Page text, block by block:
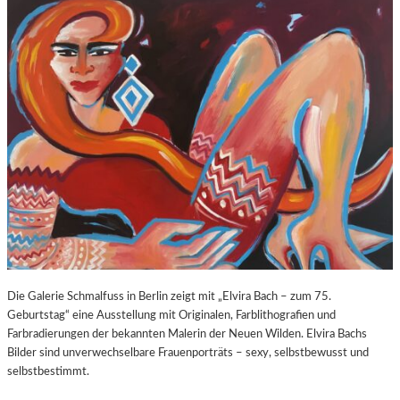
A
R
T
S
2
0
.
G
E
B
U
R
S
T
A
G
X
P
O
S
U
E
“
I
N
D
E
R
O
R
N
F
Die Galerie Schmalfuss in Berlin zeigt mit „Elvira Bach – zum 75.
Geburtstag“ eine Ausstellung mit Originalen, Farblithografien und
Farbradierungen der bekannten Malerin der Neuen Wilden. Elvira Bachs
Bilder sind unverwechselbare Frauenporträts – sexy, selbstbewusst und
selbstbestimmt.